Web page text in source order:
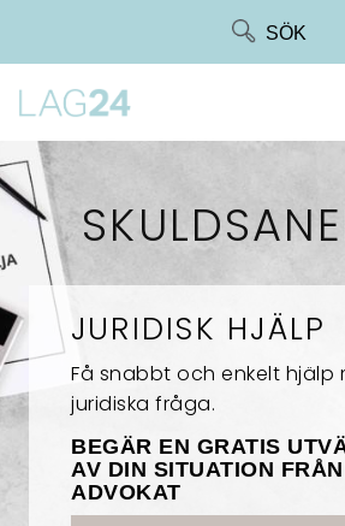
SÖK
JURIDISK HJÄLP
Få snabbt och enkelt hjälp
juridiska fråga.
BEGÄR EN GRATIS
AV DIN SITUATION
ADVOKAT